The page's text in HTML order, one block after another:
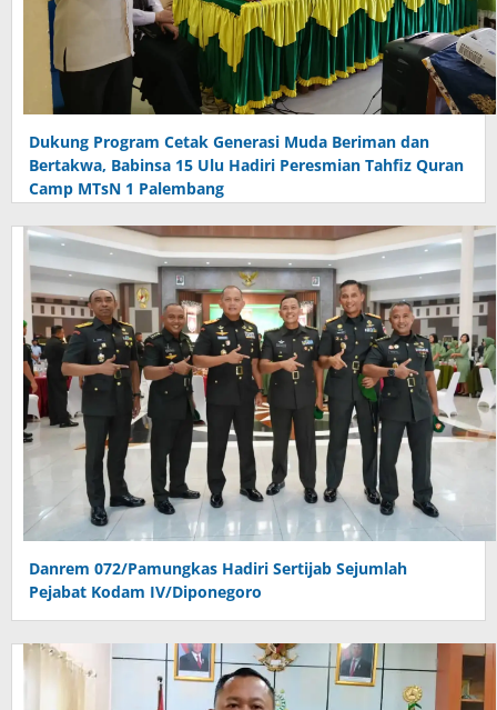
Dukung Program Cetak Generasi Muda Beriman dan
Bertakwa, Babinsa 15 Ulu Hadiri Peresmian Tahfiz Quran
Camp MTsN 1 Palembang
Danrem 072/Pamungkas Hadiri Sertijab Sejumlah
Pejabat Kodam IV/Diponegoro